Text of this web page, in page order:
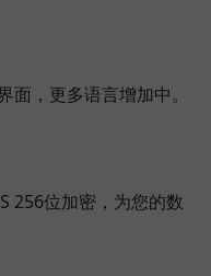
面，更多语言增加中。
256位加密，为您的数